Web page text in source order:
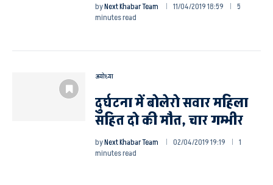
byNext Khabar Team 11/04/2019 18:59
5
minutes read
अयोध्या
दुर्घटना में बोलेरो सवार महिला
सहित दो की मौत, चार गम्भीर
byNext Khabar Team 02/04/2019 19:19
1
minutes read